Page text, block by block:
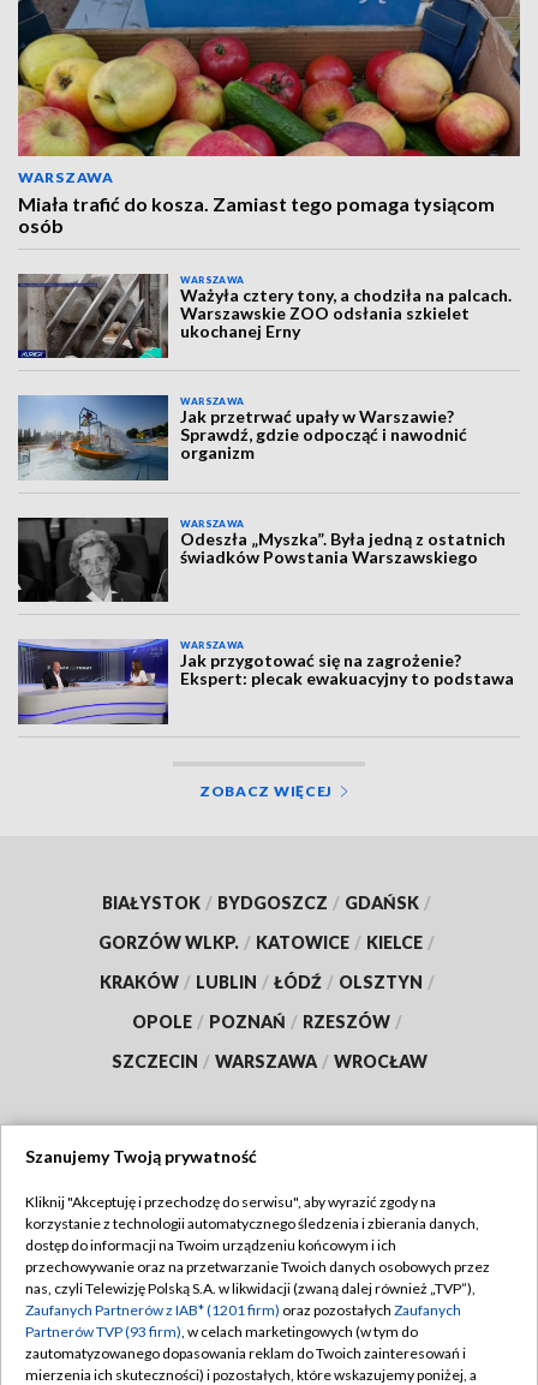
WARSZAWA
Miała trafić do kosza. Zamiast tego pomaga tysiącom
osób
WARSZAWA
Ważyła cztery tony, a chodziła na palcach.
Warszawskie ZOO odsłania szkielet
ukochanej Erny
WARSZAWA
Jak przetrwać upały w Warszawie?
Sprawdź, gdzie odpocząć i nawodnić
organizm
WARSZAWA
Odeszła „Myszka”. Była jedną z ostatnich
świadków Powstania Warszawskiego
WARSZAWA
Jak przygotować się na zagrożenie?
Ekspert: plecak ewakuacyjny to podstawa
ZOBACZ WIĘCEJ
BIAŁYSTOK / BYDGOSZCZ / GDAŃSK /
GORZÓW WLKP. / KATOWICE / KIELCE /
KRAKÓW / LUBLIN / ŁÓDŹ / OLSZTYN /
OPOLE / POZNAŃ / RZESZÓW /
SZCZECIN / WARSZAWA / WROCŁAW
TVP
Abonament TVP
Emisja w TVP
Centrum informacji TVP
Regulamin TVP
Polityka prywatności
Moje zgody
Szanujemy Twoją prywatność
Kliknij "Akceptuję i przechodzę do serwisu", aby wyrazić zgody na
korzystanie z technologii automatycznego śledzenia i zbierania danych,
dostęp do informacji na Twoim urządzeniu końcowym i ich
przechowywanie oraz na przetwarzanie Twoich danych osobowych przez
nas, czyli Telewizję Polską S.A. w likwidacji (zwaną dalej również „TVP”),
Zaufanych Partnerów z IAB* (1201 firm) oraz pozostałych Zaufanych
Partnerów TVP (93 firm), w celach marketingowych (w tym do
zautomatyzowanego dopasowania reklam do Twoich zainteresowań i
mierzenia ich skuteczności) i pozostałych, które wskazujemy poniżej, a